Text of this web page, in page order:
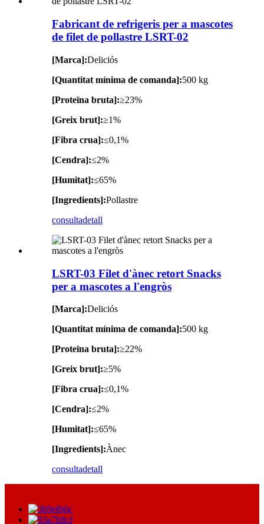
Fabricant de refrigeris per a mascotes
de filet de pollastre LSRT-02
[Marca]:Deliciós
[Quantitat mínima de comanda]:500 kg
[Proteïna bruta]:≥23%
[Greix brut]:≥1%
[Fibra crua]:≤0,1%
[Cendra]:≤2%
[Humitat]:≤65%
[Ingredients]:Pollastre
consultadetall
LSRT-03 Filet d'ànec retort Snacks
per a mascotes a l'engròs
[Marca]:Deliciós
[Quantitat mínima de comanda]:500 kg
[Proteïna bruta]:≥22%
[Greix brut]:≥5%
[Fibra crua]:≤0,1%
[Cendra]:≤2%
[Humitat]:≤65%
[Ingredients]:Ànec
consultadetall